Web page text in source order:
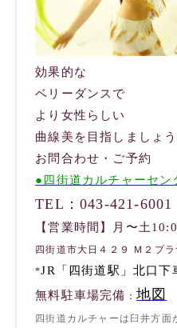
効果的な
ベリーダンスで
より女性らしい
曲線美を目指しましょう
お問合わせ・ご予約
●四街道カルチャーセン
TEL：043-421-6001
【営業時間】月〜土
四街道市大日４２９ Ｍ２プラ
*JR「四街道駅」北口下
無料駐車場完備 ： 地図
四街道カルチャーは臼井方面